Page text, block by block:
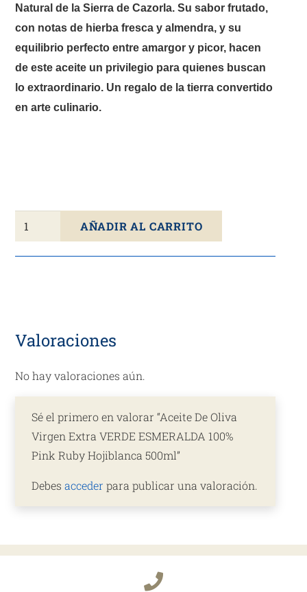
Natural de la Sierra de Cazorla. Su sabor frutado,
con notas de hierba fresca y almendra, y su
equilibrio perfecto entre amargor y picor, hacen
de este aceite un privilegio para quienes buscan
lo extraordinario. Un regalo de la tierra convertido
en arte culinario.
Aceite
De
Oliva
ESMERALDA
Pink
Hojiblanca
500ml
cantidad
AÑADIR AL CARRITO
Valoraciones
No hay valoraciones aún.
Sé el primero en valorar “Aceite De Oliva
Virgen Extra VERDE ESMERALDA 100%
Pink Ruby Hojiblanca 500ml”
Debesacceder para publicar una valoración.